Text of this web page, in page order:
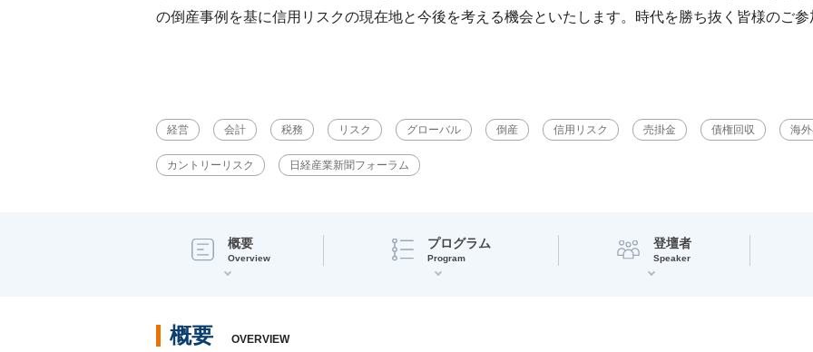
の倒産事例を基に信用リスクの現在地と今後を考える機会といたします。時代を勝ち抜く皆様のご参
経営 会計 税務 リスク グローバル 倒産 信用リスク 売掛金 債権回収 海
カントリーリスク 日経産業新聞フォーラム
概要
Overview
プログラム
Program
登壇者
Speaker
概要 OVERVIEW